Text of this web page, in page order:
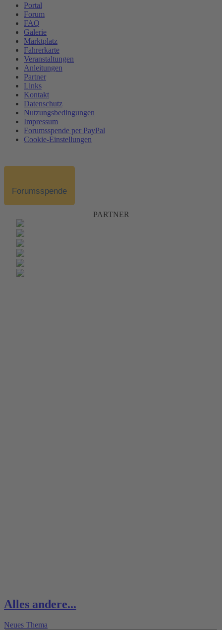
Portal
Forum
FAQ
Galerie
Marktplatz
Fahrerkarte
Veranstaltungen
Anleitungen
Partner
Links
Kontakt
Datenschutz
Nutzungsbedingungen
Impressum
Forumsspende per PayPal
Cookie-Einstellungen
Forumsspende
PARTNER
Alles andere...
Neues Thema